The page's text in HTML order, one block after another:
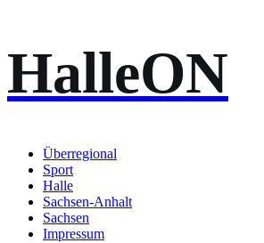
Inhalt
springen
HalleON
Überregional
Sport
Halle
Sachsen-Anhalt
Sachsen
Impressum